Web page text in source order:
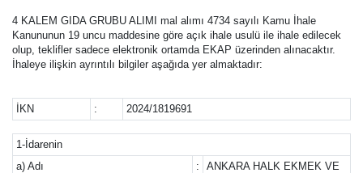
4 KALEM GIDA GRUBU ALIMI mal alımı 4734 sayılı Kamu İhale
Kanununun 19 uncu maddesine göre açık ihale usulü ile ihale edilecek
olup, teklifler sadece elektronik ortamda EKAP üzerinden alınacaktır.
İhaleye ilişkin ayrıntılı bilgiler aşağıda yer almaktadır:
İKN : 2024/1819691
1-İdarenin
a) Adı
:
ANKARA HALK EKMEK VE